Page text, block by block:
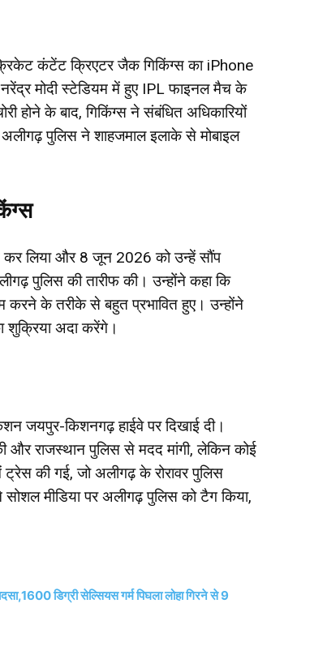
कंटेंट क्रिएटर जैक गिकिंग्स का iPhone
मोदी स्टेडियम में हुए IPL फाइनल मैच के
होने के बाद, गिकिंग्स ने संबंधित अधिकारियों
पुलिस ने शाहजमाल इलाके से मोबाइल
कर लिया और 8 जून 2026 को उन्हें सौंप
पुलिस की तारीफ की। उन्होंने कहा कि
के तरीके से बहुत प्रभावित हुए। उन्होंने
शुक्रिया अदा करेंगे।
जयपुर-किशनगढ़ हाईवे पर दिखाई दी।
और राजस्थान पुलिस से मदद मांगी, लेकिन कोई
की गई, जो अलीगढ़ के रोरावर पुलिस
मीडिया पर अलीगढ़ पुलिस को टैग किया,
डिग्री सेल्सियस गर्म पिघला लोहा गिरने से 9